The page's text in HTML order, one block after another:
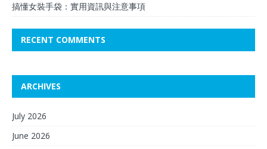
搞懂女裝手袋：實用資訊與注意事項
RECENT COMMENTS
ARCHIVES
July 2026
June 2026